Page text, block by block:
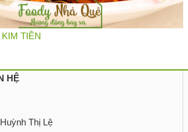
TIỀN
HỆ
Huỳnh Thị Lệ